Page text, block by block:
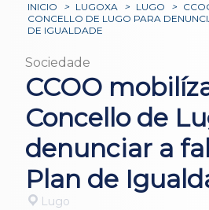
INICIO > LUGOXA > LUGO >
CONCELLO DE LUGO PARA
DE IGUALDADE
Sociedade
CCOO
Concello de
denunciar a
Plan de
Lugo